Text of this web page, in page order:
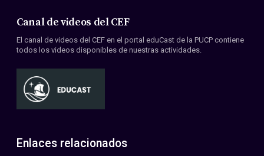
Canal de videos del CEF
El canal de videos del CEF en el portal eduCast de la PUCP contiene
todos los videos disponibles de nuestras actividades.
Enlaces relacionados